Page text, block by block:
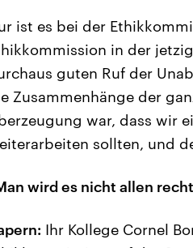
ist es bei der
in der
guten Ruf der
Zusammenhänge der
war, dass wir
sollten, und
wird es nicht allen
Ihr Kollege Cornel